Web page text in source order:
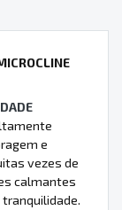
e
vezes de
calmantes